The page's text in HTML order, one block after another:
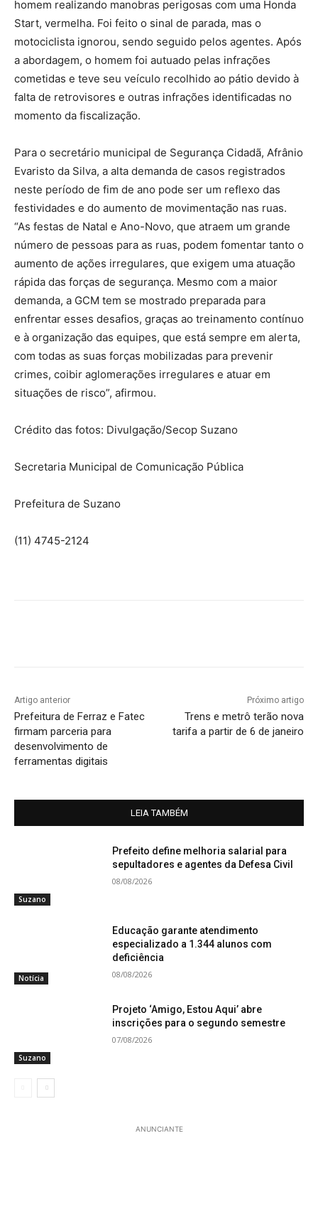
homem realizando manobras perigosas com uma Honda
Start, vermelha. Foi feito o sinal de parada, mas o
motociclista ignorou, sendo seguido pelos agentes. Após
a abordagem, o homem foi autuado pelas infrações
cometidas e teve seu veículo recolhido ao pátio devido à
falta de retrovisores e outras infrações identificadas no
momento da fiscalização.
Para o secretário municipal de Segurança Cidadã, Afrânio
Evaristo da Silva, a alta demanda de casos registrados
neste período de fim de ano pode ser um reflexo das
festividades e do aumento de movimentação nas ruas.
“As festas de Natal e Ano-Novo, que atraem um grande
número de pessoas para as ruas, podem fomentar tanto o
aumento de ações irregulares, que exigem uma atuação
rápida das forças de segurança. Mesmo com a maior
demanda, a GCM tem se mostrado preparada para
enfrentar esses desafios, graças ao treinamento contínuo
e à organização das equipes, que está sempre em alerta,
com todas as suas forças mobilizadas para prevenir
crimes, coibir aglomerações irregulares e atuar em
situações de risco”, afirmou.
Crédito das fotos: Divulgação/Secop Suzano
Secretaria Municipal de Comunicação Pública
Prefeitura de Suzano
(11) 4745-2124
Artigo anterior
Prefeitura de Ferraz e Fatec
firmam parceria para
desenvolvimento de
ferramentas digitais
Próximo artigo
Trens e metrô terão nova
tarifa a partir de 6 de janeiro
LEIA TAMBÉM
Suzano
Prefeito define melhoria salarial para
sepultadores e agentes da Defesa Civil
08/08/2026
Notícia
Educação garante atendimento
especializado a 1.344 alunos com
deficiência
08/08/2026
Suzano
Projeto ‘Amigo, Estou Aqui’ abre
inscrições para o segundo semestre
07/08/2026
ANUNCIANTE